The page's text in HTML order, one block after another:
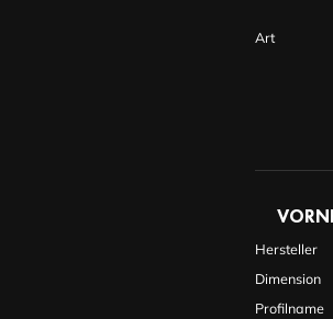
Art
Hersteller
Profilname
Dimension